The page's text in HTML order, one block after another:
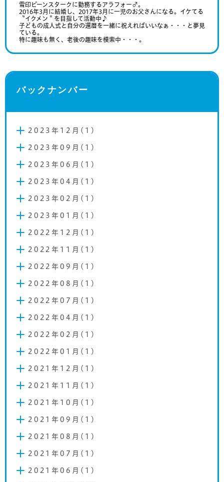
雪印ビーンスタークに勤務するアラフォー♂。
2016年3月に結婚し、2017年3月に一児のお父さんになる。イケてる
〝イクメン＂を目指して活動中♪
子どもの成人式と自分の還暦を一緒に祝えればいいなぁ・・・と夢見
ている。
特に趣味も無く、老後の趣味を模索中・・・。
バックナンバー
2023年12月(1)
2023年09月(1)
2023年06月(1)
2023年04月(1)
2023年02月(1)
2023年01月(1)
2022年12月(1)
2022年11月(1)
2022年09月(1)
2022年08月(1)
2022年07月(1)
2022年04月(1)
2022年02月(1)
2022年01月(1)
2021年12月(1)
2021年11月(1)
2021年10月(1)
2021年09月(1)
2021年08月(1)
2021年07月(1)
2021年06月(1)